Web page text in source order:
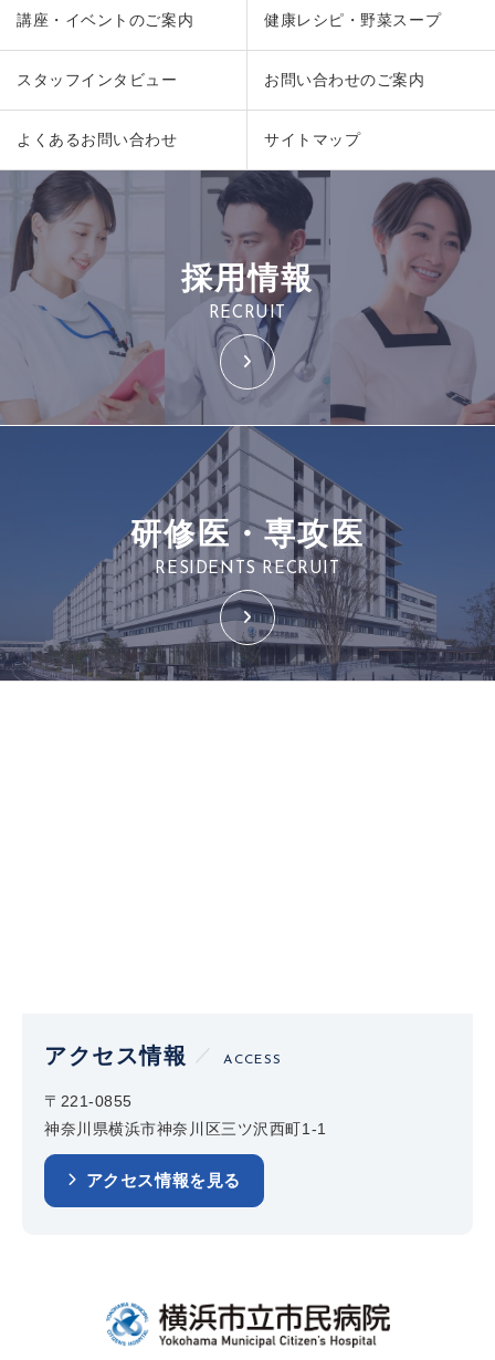
講座・イベントのご案内 健康レシピ・野菜スープ
スタッフインタビュー お問い合わせのご案内
よくあるお問い合わせ サイトマップ
採用情報
RECRUIT
研修医・専攻医
RESIDENTS RECRUIT
アクセス情報 ACCESS
〒221-0855
神奈川県横浜市神奈川区三ツ沢西町1-1
アクセス情報を見る